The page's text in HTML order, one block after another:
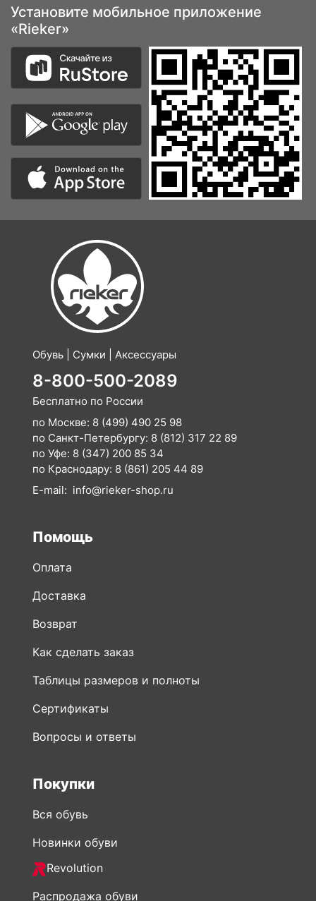
Обувь | Сумки | Аксессуары
8-800-500-2089
по Москве:8 (499) 490 25 98
по Санкт-Петербургу:8 (812) 317 22 89
по Уфе:
8 (347) 200 85 34
по Краснодару:8 (861) 205 44 89
E-mail:info@rieker-shop.ru
Помощь
Доставка
Возврат
Как сделать заказ
Таблицы размеров и полноты
Сертификаты
Вопросы и ответы
Новинки обуви
Revolution
Распродажа обуви
Мужская обувь
Женская обувь